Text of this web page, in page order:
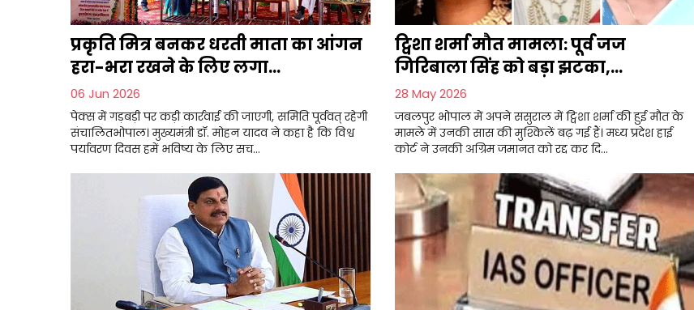
प्रकृति मित्र बनकर धरती माता का आंगन
हरा-भरा रखने के लिए लगा...
06 Jun 2026
पेक्स में गड़बड़ी पर कड़ी कार्रवाई की जाएगी, समिति पूर्ववत् रहेगी
संचालितभोपाल। मुख्यमंत्री डॉ. मोहन यादव ने कहा है कि विश्व
पर्यावरण दिवस हमें भविष्य के लिए सच...
ट्विशा शर्मा मौत मामला: पूर्व जज
गिरिबाला सिंह को बड़ा झटका,...
28 May 2026
जबलपुर भोपाल में अपने ससुराल में ट्विशा शर्मा की हुई मौत के
मामले में उनकी सास की मुश्किलें बढ़ गई हैं। मध्य प्रदेश हाई
कोर्ट ने उनकी अग्रिम जमानत को रद्द कर दि...